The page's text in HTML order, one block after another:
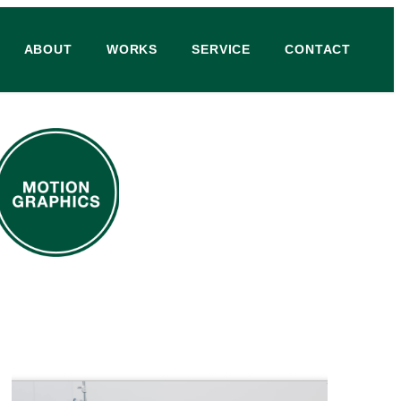
ABOUT WORKS SERVICE CONTACT